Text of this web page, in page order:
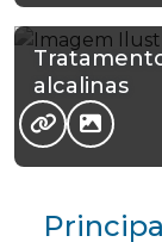
alcalinas